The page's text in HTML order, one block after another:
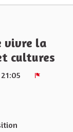
vivre la
cultures